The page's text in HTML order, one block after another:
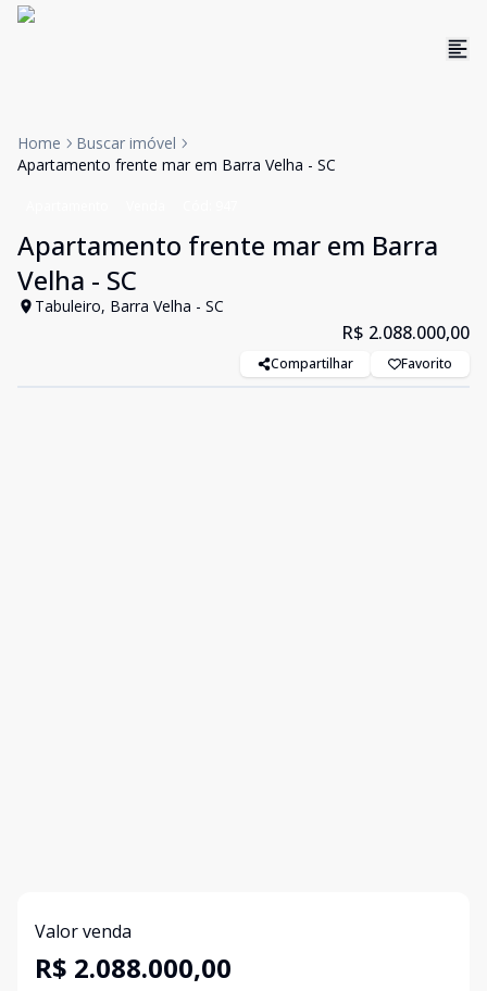
Home
Buscar imóvel
Apartamento frente mar em Barra Velha - SC
Apartamento frente mar em Barra
Velha - SC
Tabuleiro, Barra Velha - SC
R$ 2.088.000,00
Compartilhar Favorito
Valor venda
R$ 2.088.000,00